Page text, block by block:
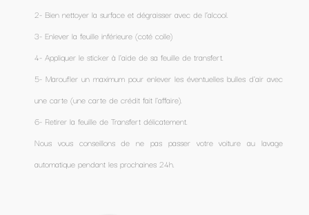
2- Bien nettoyer la surface et dégraisser avec de l’alcool.
3- Enlever la feuille inférieure (coté colle)
4- Appliquer le sticker à l'aide de sa feuille de transfert.
5- Maroufler un maximum pour enlever les éventuelles bulles d'air avec
une carte (une carte de crédit fait l'affaire).
6- Retirer la feuille de Transfert délicatement.
Nous vous conseillons de ne pas passer votre voiture au lavage
automatique pendant les prochaines 24h.